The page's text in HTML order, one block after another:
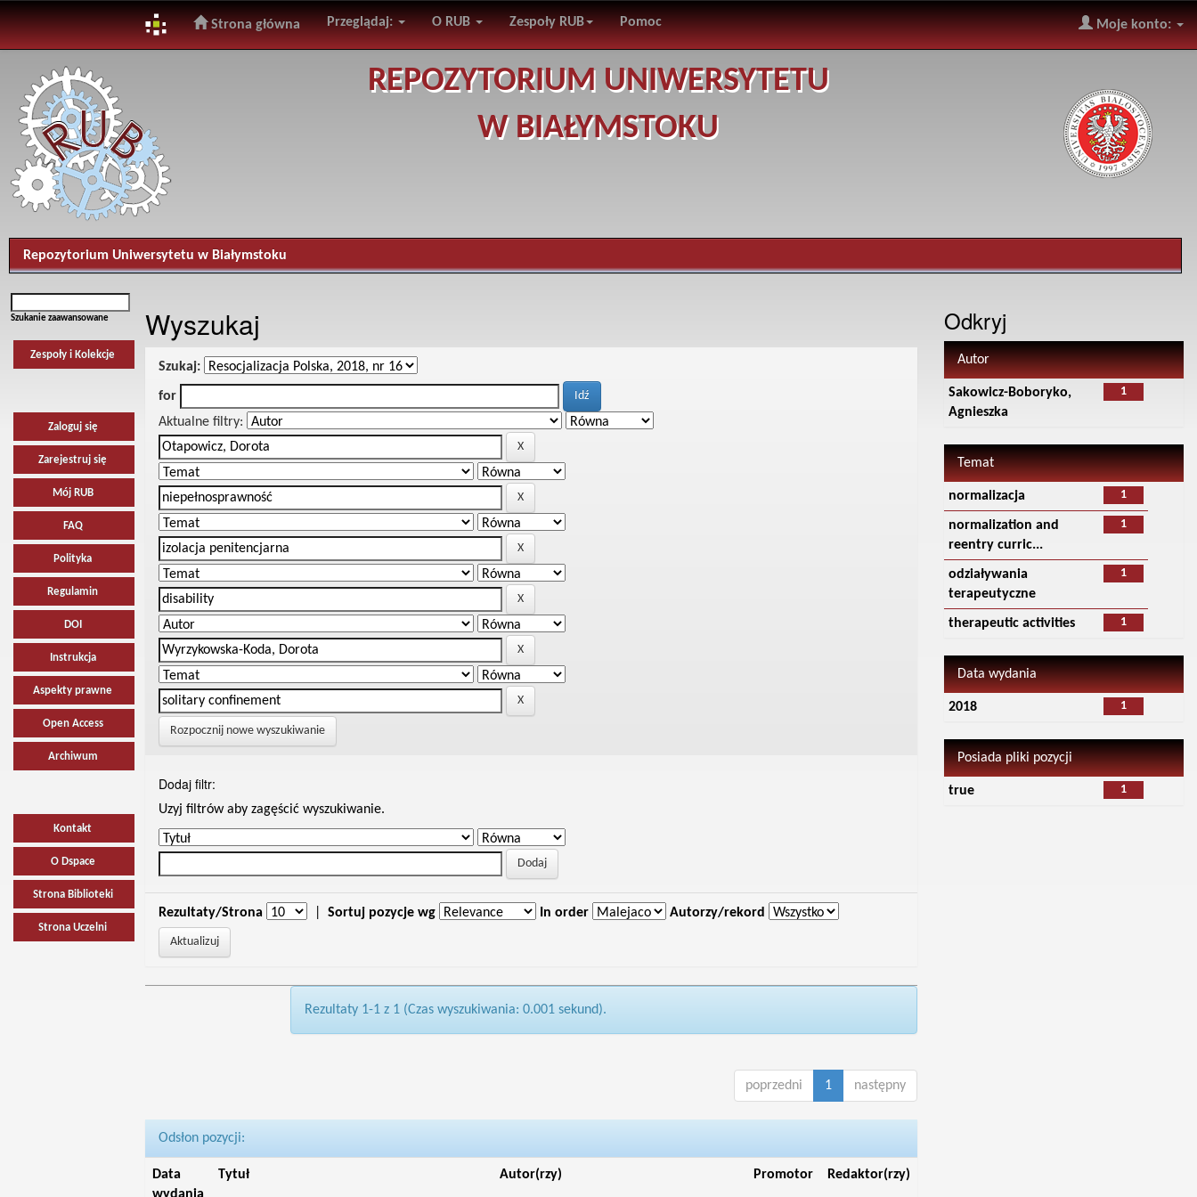
navigation
Strona główna Przeglądaj: O RUB Zespoły RUB Pomoc Moje konto:
REPOZYTORIUM UNIWERSYTETU
W BIAŁYMSTOKU
Repozytorium Uniwersytetu w Białymstoku
Szukanie zaawansowane
Zespoły i Kolekcje
Zaloguj się
Zarejestruj się
Mój RUB
FAQ
Polityka
Regulamin
DOI
Instrukcja
Aspekty prawne
Open Access
Archiwum
Kontakt
O Dspace
Strona Biblioteki
Strona Uczelni
Wyszukaj
Szukaj:
for
Aktualne filtry:
Rozpocznij nowe wyszukiwanie
Dodaj filtr:
Uzyj filtrów aby zagęścić wyszukiwanie.
Rezultaty/Strona Sortuj pozycje wg In order Autorzy/rekord
Rezultaty 1-1 z 1 (Czas wyszukiwania: 0.001 sekund).
poprzedni 1 następny
Odsłon pozycji:
Data
Tytuł Autor(rzy) Promotor Redaktor(rzy)
Odkryj
Autor
1
Sakowicz-Boboryko,
Agnieszka
Temat
1
normalizacja
1
normalization and
reentry curric...
1
odziaływania
terapeutyczne
1
therapeutic activities
Data wydania
1
2018
Posiada pliki pozycji
1
true